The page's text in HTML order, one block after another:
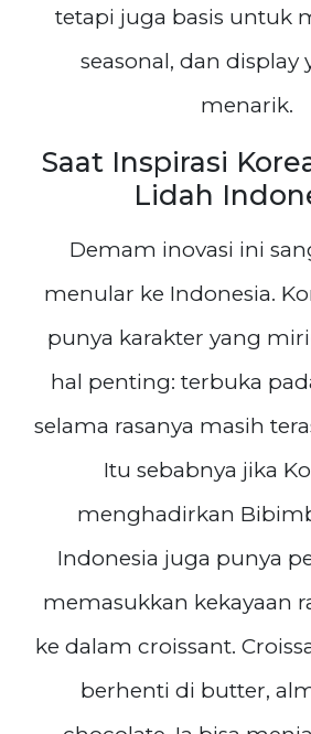
tetapi juga basis untuk
seasonal, dan display
menarik.
Saat Inspirasi
Lidah
Demam inovasi ini
menular ke Indonesia.
punya karakter yang
hal penting: terbuka
selama rasanya masih
Itu sebabnya jika
menghadirkan
Indonesia juga punya
memasukkan kekayaan
ke dalam croissant.
berhenti di butter,